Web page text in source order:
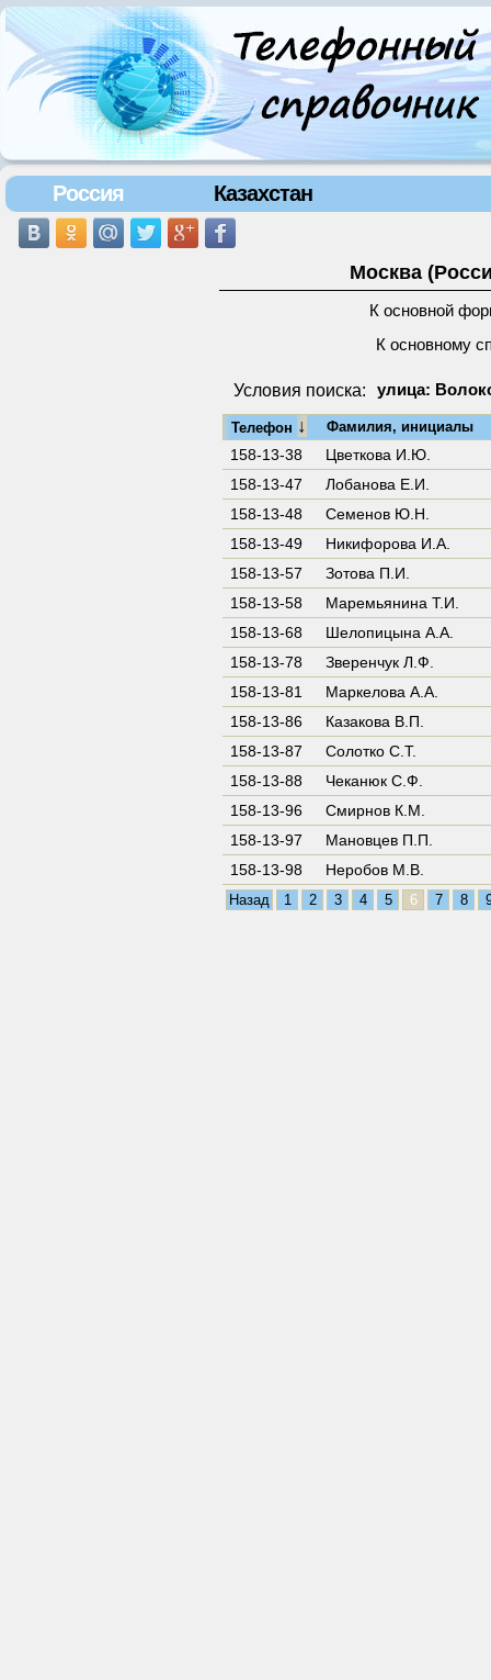
Россия Казахстан
Москва
К основной
К основному
Условия поиска: улица:
Телефон ↓ Фамилия, инициалы
158-13-38
Цветкова И.Ю.
158-13-47
Лобанова Е.И.
158-13-48
Семенов Ю.Н.
158-13-49
Никифорова И.А.
158-13-57
Зотова П.И.
158-13-58
Маремьянина Т.И.
158-13-68
Шелопицына А.А.
158-13-78
Зверенчук Л.Ф.
158-13-81
Маркелова А.А.
158-13-86
Казакова В.П.
158-13-87
Солотко С.Т.
158-13-88
Чеканюк С.Ф.
158-13-96
Смирнов К.М.
158-13-97
Мановцев П.П.
158-13-98
Неробов М.В.
Назад 1 2 3 4 5 6 7 8